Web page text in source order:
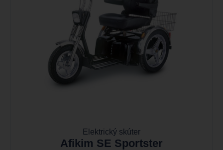
Elektrický skúter
Afikim SE Sportster